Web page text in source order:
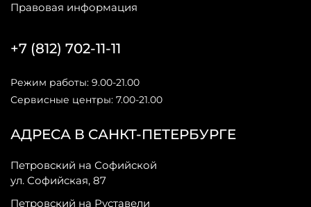
Правовая информация
АДРЕСА В САНКТ-ПЕТЕРБУРГЕ
Петровский на Софийской
ул. Софийская, 87
Петровский на Руставели
+7 (812) 702-11-11
Режим работы: 9.00-21.00
Сервисные центры: 7.00-21.00